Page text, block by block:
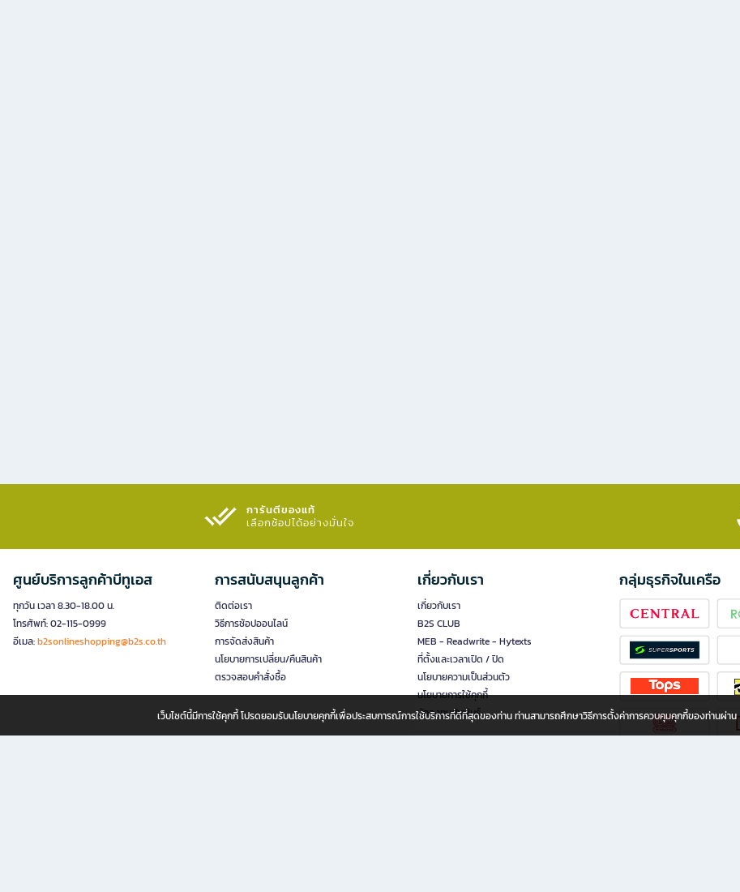
การันตีของแท้
เลือกช้อปได้อย่างมั่นใจ​
ศูนย์บริการลูกค้าบีทูเอส
ทุกวัน เวลา 8.30-18.00 น.
โทรศัพท์: 02-115-0999
อีเมล:b2sonlineshopping@b2s.co.th
การสนับสนุนลูกค้า
ติดต่อเรา
วิธีการช้อปออนไลน์
การจัดส่งสินค้า
นโยบายการเปลี่ยน/คืนสินค้า
ตรวจสอบคำสั่งซื้อ
เกี่ยวกับเรา
เกี่ยวกับเรา
B2S CLUB
MEB - Readwrite - Hytexts
ที่ตั้งและเวลาเปิด / ปิด
นโยบายความเป็นส่วนตัว
นโยบายการใช้คุกกี้
นักลงทุนสัมพันธ์
กลุ่มธุรกิจในเครือ
เว็บไซต์นี้มีการใช้คุกกี้ โปรดยอมรับนโยบายคุกกี้เพื่อประสบการณ์การใช้บริการที่ดีที่สุดของท่าน ท่านสามารถศึกษาวิธีการตั้งค่าการควบคุมคุกกี้ของท่านผ่าน